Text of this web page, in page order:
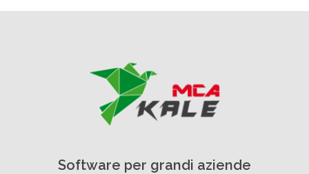
Software per grandi aziende